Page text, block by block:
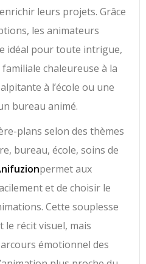
leurs projets. Grâce
les animateurs
idéal pour toute intrigue,
chaleureuse à la
à l’école ou une
bureau animé.
plans selon des thèmes
bureau, école, soins de
permet aux
et de choisir le
Cette souplesse
le récit visuel, mais
émotionnel des